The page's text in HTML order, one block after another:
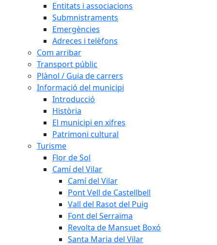
Entitats i associacions
Submnistraments
Emergències
Adreces i telèfons
Com arribar
Transport públic
Plànol / Guia de carrers
Informació del municipi
Introducció
Història
El municipi en xifres
Patrimoni cultural
Turisme
Flor de Sol
Camí del Vilar
Camí del Vilar
Pont Vell de Castellbell
Vall del Rasot del Puig
Font del Serraïma
Revolta de Mansuet Boxó
Santa Maria del Vilar